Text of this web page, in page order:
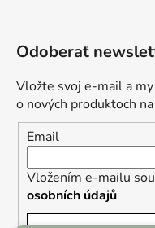
Odoberať
Vložte svoj e-mail a
o nových produktoch
Email
Vložením e-mailu
osobních údajů